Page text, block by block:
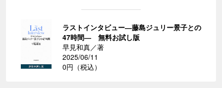
ラストインタビュー―藤島ジュリー景子との
47時間― 無料お試し版
早見和真／著
2025/06/11
0円（税込）